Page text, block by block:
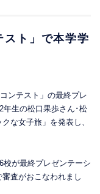
スト」で本学学
ンテスト」の最終プレ
年生の松口果歩さん･松
な女子旅」を発表し、
校が最終プレゼンテーシ
査がおこなわれまし